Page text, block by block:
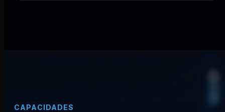
CAPACIDADES